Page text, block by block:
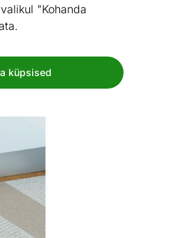
"Kohanda
küpsised